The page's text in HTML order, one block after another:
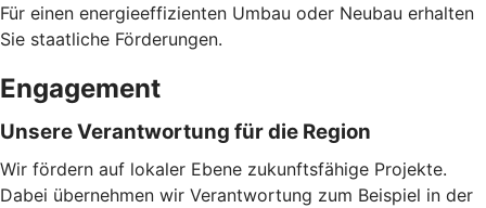
Für einen energieeffizienten Umbau oder Neubau erhalten
Sie staatliche Förderungen.
Engagement
Unsere Verantwortung für die Region
Wir fördern auf lokaler Ebene zukunftsfähige Projekte.
Dabei übernehmen wir Verantwortung zum Beispiel in der